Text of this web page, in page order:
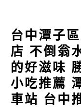
台中潭子
店 不倒翁
的好滋味
小吃推薦
車站 台中